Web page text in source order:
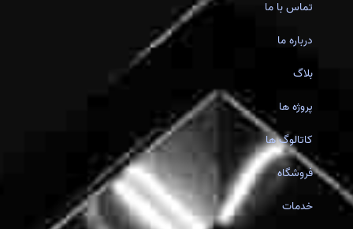
تماس با ما
درباره ما
بلاگ
پروژه ها
کاتالوگ ها
فروشگاه
خدمات